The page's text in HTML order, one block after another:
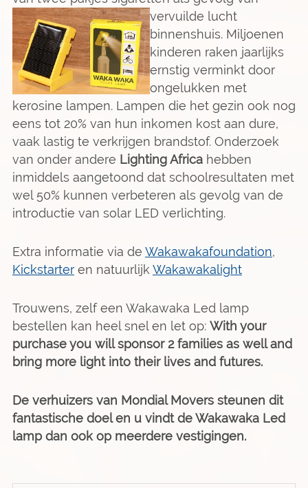
vervuilde lucht
binnenshuis. Miljoenen
kinderen raken jaarlijks
ernstig verminkt door
ongelukken met
kerosine lampen. Lampen die het gezin ook nog
eens tot 20% van hun inkomen kost aan dure,
vaak lastig te verkrijgen brandstof. Onderzoek
van onder andere Lighting Africahebben
inmiddels aangetoond dat schoolresultaten met
wel 50% kunnen verbeteren als gevolg van de
introductie van solar LED verlichting.
Extra informatie via de Wakawakafoundation,
Kickstarteren natuurlijk Wakawakalight
Trouwens, zelf een Wakawaka Led lamp
bestellen kan heel snel en let op: With your
purchase you will sponsor 2 families as well and
bring more light into their lives and futures.
De verhuizers van Mondial Movers steunen dit
fantastische doel en u vindt de Wakawaka Led
lamp dan ook op meerdere vestigingen.